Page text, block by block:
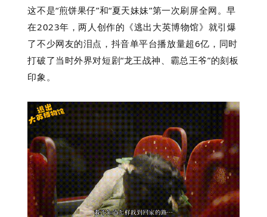
这不是“煎饼果仔”和“夏天妹妹”第一次刷屏全网。早
在2023年，两人创作的 《逃出大英博物馆》 就引爆
了不少网友的泪点，抖音单平台播放量超6亿，同时
打破了当时外界对短剧“龙王战神、霸总王爷”的刻板
印象。